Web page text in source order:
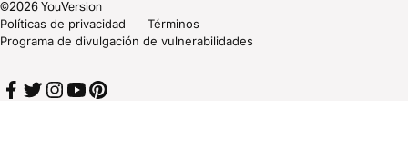
©2026YouVersion
Políticas de privacidad
Términos
Programa de divulgación de vulnerabilidades